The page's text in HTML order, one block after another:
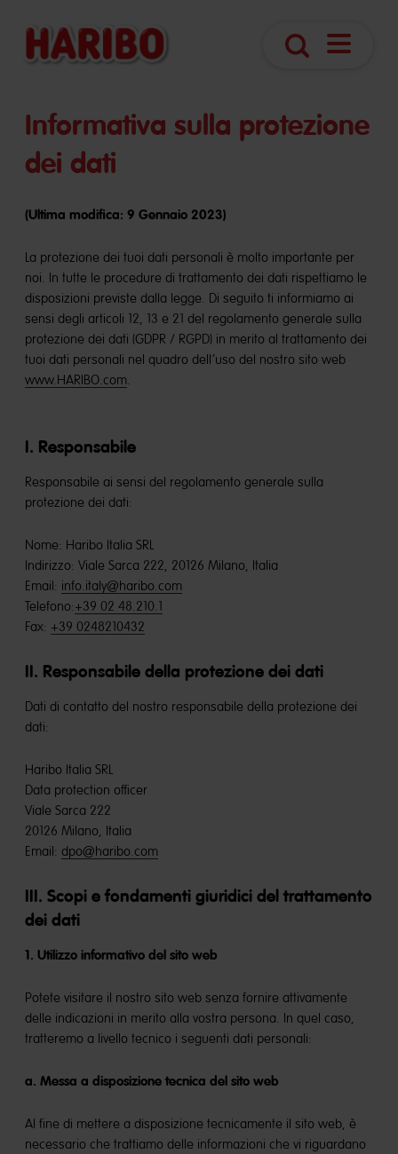
Informativa sulla protezione
dei dati
(Ultima modifica: 9 Gennaio 2023)
La protezione dei tuoi dati personali è molto importante per
noi. In tutte le procedure di trattamento dei dati rispettiamo le
disposizioni previste dalla legge. Di seguito ti informiamo ai
sensi degli articoli 12, 13 e 21 del regolamento generale sulla
protezione dei dati (GDPR / RGPD) in merito al trattamento dei
tuoi dati personali nel quadro dell’uso del nostro sito web
www.HARIBO.com.
I. Responsabile
Responsabile ai sensi del regolamento generale sulla
protezione dei dati:
Nome: Haribo Italia SRL
Indirizzo: Viale Sarca 222, 20126 Milano, Italia
Email: info.italy@haribo.com
Telefono:+39 02 48.210.1
Fax: +39 0248210432
II. Responsabile della protezione dei dati
Dati di contatto del nostro responsabile della protezione dei
dati:
Haribo Italia SRL
Data protection officer
Viale Sarca 222
20126 Milano, Italia
Email: dpo@haribo.com
III. Scopi e fondamenti giuridici del trattamento
dei dati
1. Utilizzo informativo del sito web
Potete visitare il nostro sito web senza fornire attivamente
delle indicazioni in merito alla vostra persona. In quel caso,
tratteremo a livello tecnico i seguenti dati personali:
a. Messa a disposizione tecnica del sito web
Al fine di mettere a disposizione tecnicamente il sito web, è
necessario che trattiamo delle informazioni che vi riguardano